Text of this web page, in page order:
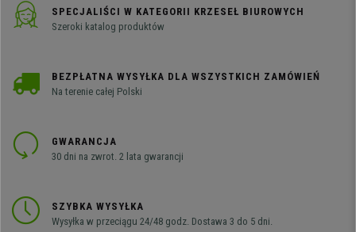
SPECJALIŚCI W KATEGORII KRZESEŁ BIUROWYCH
Szeroki katalog produktów
BEZPŁATNA WYSYŁKA DLA WSZYSTKICH ZAMÓWIEŃ
Na terenie całej Polski
GWARANCJA
30 dni na zwrot. 2 lata gwarancji
SZYBKA WYSYŁKA
Wysyłka w przeciągu 24/48 godz. Dostawa 3 do 5 dni.